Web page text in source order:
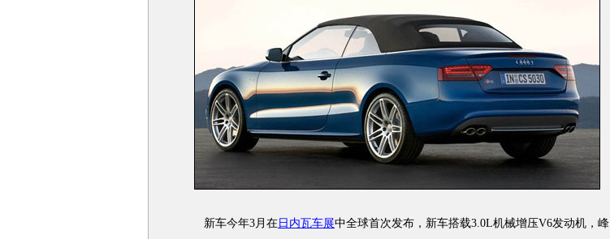
新车今年3月在 日内瓦车展中全球首次发布，新车搭载3.0L机械增压V6发动机，峰